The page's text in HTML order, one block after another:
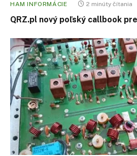
HAM INFORMÁCIE 2 minúty čítania
QRZ.pl nový poľský callbook